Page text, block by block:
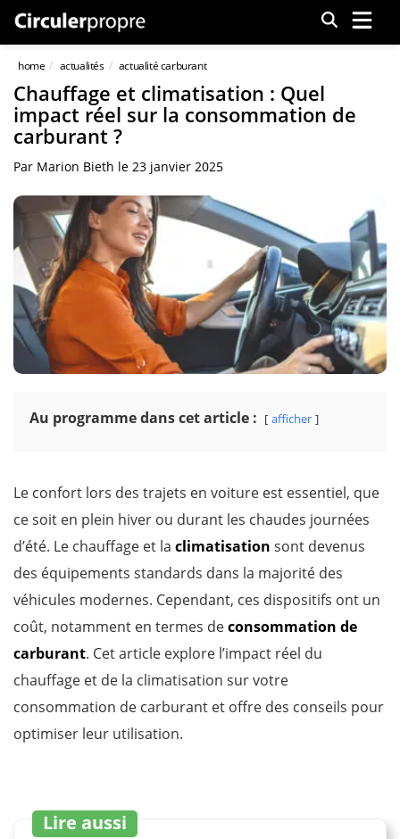
Menu
home actualités actualité carburant
Chauffage et climatisation : Quel
impact réel sur la consommation de
carburant ?
Par Marion Bieth le 23 janvier 2025
Au programme dans cet article : afficher
Le confort lors des trajets en voiture est essentiel, que
ce soit en plein hiver ou durant les chaudes journées
d’été. Le chauffage et la climatisation sont devenus
des équipements standards dans la majorité des
véhicules modernes. Cependant, ces dispositifs ont un
coût, notamment en termes deconsommation de
carburant. Cet article explore l’impact réel du
chauffage et de la climatisation sur votre
consommation de carburant et offre des conseils pour
optimiser leur utilisation.
Lire aussi